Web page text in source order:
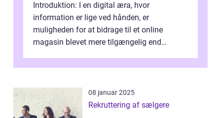
Introduktion: I en digital æra, hvor
information er lige ved hånden, er
muligheden for at bidrage til et online
magasin blevet mere tilgængelig end
magas...
08 januar 2025
Rekruttering af sælgere